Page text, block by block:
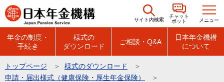
こ
の
の
サイト内検索
チャット
ボット
メニュー
年金の制度・
手続き
様式の
ダウンロード
ご相談・Q&A
日本年金機構
について
トップページ
様式のダウンロード
申請・届出様式（健康保険・厚生年金保険）